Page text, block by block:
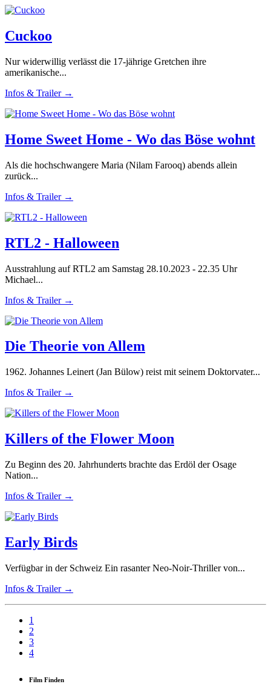
Cuckoo
Nur widerwillig verlässt die 17-jährige Gretchen ihre
amerikanische...
Infos & Trailer →
Home Sweet Home - Wo das Böse wohnt
Als die hochschwangere Maria (Nilam Farooq) abends allein
zurück...
Infos & Trailer →
RTL2 - Halloween
Ausstrahlung auf RTL2 am Samstag 28.10.2023 - 22.35 Uhr
Michael...
Infos & Trailer →
Die Theorie von Allem
1962. Johannes Leinert (Jan Bülow) reist mit seinem Doktorvater...
Infos & Trailer →
Killers of the Flower Moon
Zu Beginn des 20. Jahrhunderts brachte das Erdöl der Osage
Nation...
Infos & Trailer →
Early Birds
Verfügbar in der Schweiz Ein rasanter Neo-Noir-Thriller von...
Infos & Trailer →
1
2
3
4
Film Finden